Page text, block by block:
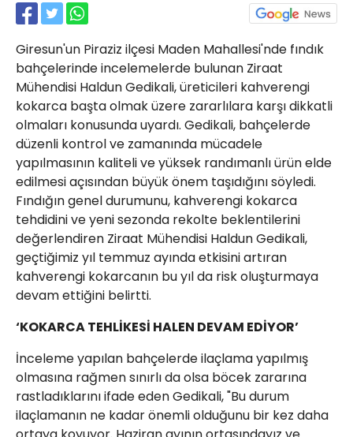
Giresun'un Piraziz ilçesi Maden Mahallesi'nde fındık
bahçelerinde incelemelerde bulunan Ziraat
Mühendisi Haldun Gedikali, üreticileri kahverengi
kokarca başta olmak üzere zararlılara karşı dikkatli
olmaları konusunda uyardı. Gedikali, bahçelerde
düzenli kontrol ve zamanında mücadele
yapılmasının kaliteli ve yüksek randımanlı ürün elde
edilmesi açısından büyük önem taşıdığını söyledi.
Fındığın genel durumunu, kahverengi kokarca
tehdidini ve yeni sezonda rekolte beklentilerini
değerlendiren Ziraat Mühendisi Haldun Gedikali,
geçtiğimiz yıl temmuz ayında etkisini artıran
kahverengi kokarcanın bu yıl da risk oluşturmaya
devam ettiğini belirtti.
‘KOKARCA TEHLİKESİ HALEN DEVAM EDİYOR’
İnceleme yapılan bahçelerde ilaçlama yapılmış
olmasına rağmen sınırlı da olsa böcek zararına
rastladıklarını ifade eden Gedikali, "Bu durum
ilaçlamanın ne kadar önemli olduğunu bir kez daha
02624132333
haber@golcukpostasi.com